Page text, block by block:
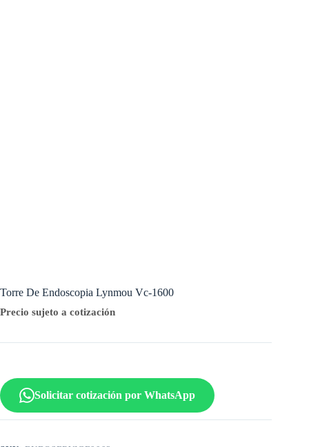
Torre De Endoscopia Lynmou Vc-1600
Precio sujeto a cotización
Solicitar cotización por WhatsApp